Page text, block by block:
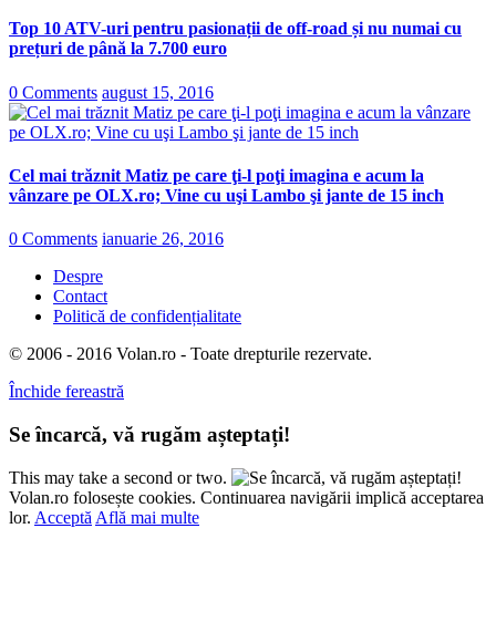
Top 10 ATV-uri pentru pasionații de off-road și nu numai cu
prețuri de până la 7.700 euro
0 Comments august 15, 2016
Cel mai trăznit Matiz pe care ţi-l poţi imagina e acum la
vânzare pe OLX.ro; Vine cu uşi Lambo şi jante de 15 inch
0 Comments ianuarie 26, 2016
Despre
Contact
Politică de confidențialitate
© 2006 - 2016 Volan.ro - Toate drepturile rezervate.
Închide fereastră
Se încarcă, vă rugăm așteptați!
This may take a second or two.
Volan.ro folosește cookies. Continuarea navigării implică acceptarea
lor. Acceptă Află mai multe